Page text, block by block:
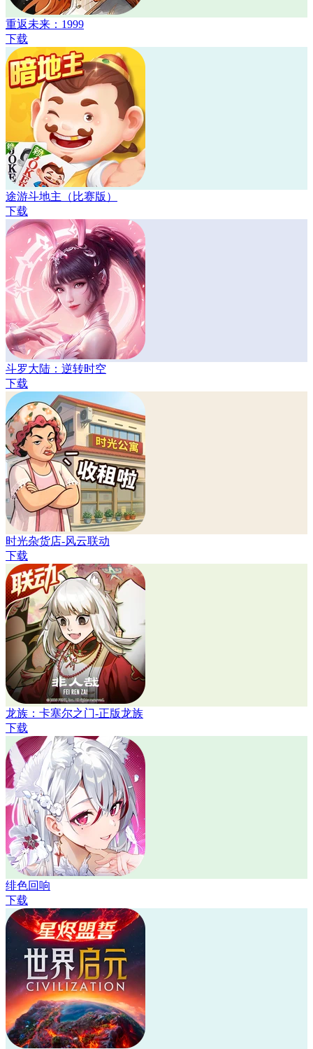
重返未来：1999
下载
途游斗地主（比赛版）
下载
斗罗大陆：逆转时空
下载
时光杂货店-风云联动
下载
龙族：卡塞尔之门-正版龙族
下载
绯色回响
下载